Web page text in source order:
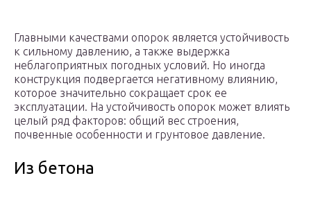
Главными качествами опорок является устойчивость
к сильному давлению, а также выдержка
неблагоприятных погодных условий. Но иногда
конструкция подвергается негативному влиянию,
которое значительно сокращает срок ее
эксплуатации. На устойчивость опорок может влиять
целый ряд факторов: общий вес строения,
почвенные особенности и грунтовое давление.
Из бетона